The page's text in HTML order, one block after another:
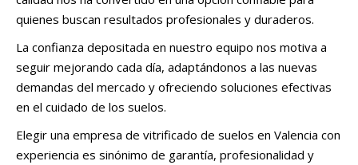
quienes buscan resultados profesionales y duraderos.
La confianza depositada en nuestro equipo nos motiva a
seguir mejorando cada día, adaptándonos a las nuevas
demandas del mercado y ofreciendo soluciones efectivas
en el cuidado de los suelos.
Elegir una empresa de vitrificado de suelos en Valencia con
experiencia es sinónimo de garantía, profesionalidad y